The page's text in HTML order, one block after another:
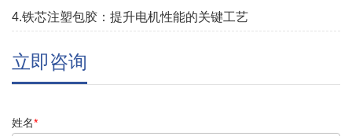
4.铁芯注塑包胶：提升电机性能的关键工艺
立即咨询
姓名*